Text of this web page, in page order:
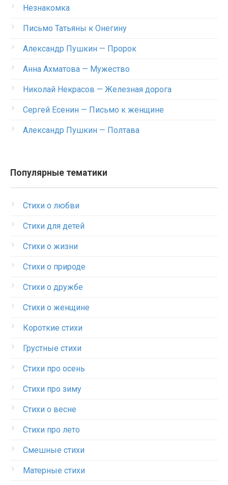
Незнакомка
Письмо Татьяны к Онегину
Александр Пушкин — Пророк
Анна Ахматова — Мужество
Николай Некрасов — Железная дорога
Сергей Есенин — Письмо к женщине
Александр Пушкин — Полтава
Популярные тематики
Стихи о любви
Стихи для детей
Стихи о жизни
Стихи о природе
Стихи о дружбе
Стихи о женщине
Короткие стихи
Грустные стихи
Стихи про осень
Стихи про зиму
Стихи о весне
Стихи про лето
Смешные стихи
Матерные стихи